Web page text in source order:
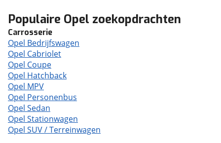
Populaire Opel zoekopdrachten
Carrosserie
Opel Bedrijfswagen
Opel Cabriolet
Opel Coupe
Opel Hatchback
Opel MPV
Opel Personenbus
Opel Sedan
Opel Stationwagen
Opel SUV / Terreinwagen